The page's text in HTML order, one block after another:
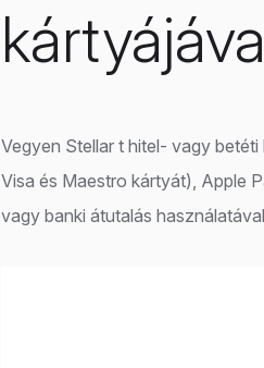
Vegyen Stellar t hitel- vagy
Visa és Maestro kártyát), Apple
vagy banki átutalás